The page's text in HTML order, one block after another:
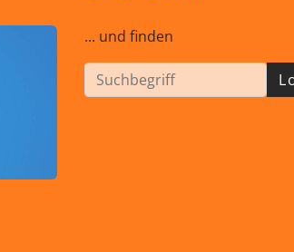
... und finden